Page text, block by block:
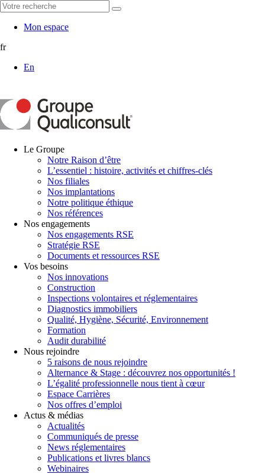
Mon espace
fr
En
Le Groupe
Notre Raison d’être
L’essentiel : histoire, activités et chiffres-clés
Nos filiales
Nos implantations
Notre politique éthique
Nos références
Nos engagements
Nos engagements RSE
Stratégie RSE
Documents et ressources RSE
Vos besoins
Nos innovations
Construction
Inspections volontaires et réglementaires
Diagnostics immobiliers
Qualité, Hygiène, Sécurité, Environnement
Formation
Audit durabilité
Nous rejoindre
5 raisons de nous rejoindre
Alternance & Stage : découvrez nos opportunités !
L’égalité professionnelle nous tient à cœur
Espace Carrières
Nos offres d’emploi
Actus & médias
Actualités
Communiqués de presse
News réglementaires
Publications et livres blancs
Webinaires